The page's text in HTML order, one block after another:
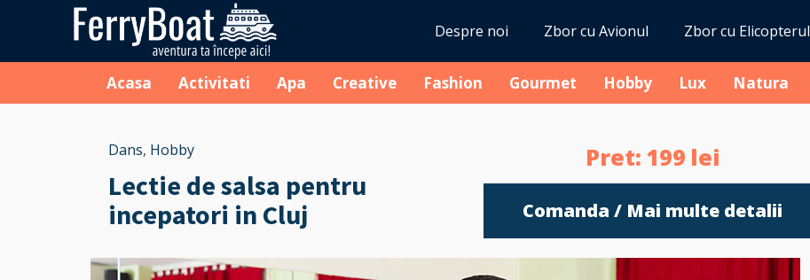
Despre noi Zbor cu Avionul Zbor cu Elicopterul
Acasa Activitati Apa Creative Fashion Gourmet Hobby Lux Natura
Dans, Hobby
Lectie de salsa pentru
incepatori in Cluj
Pret: 199 lei
Comanda / Mai multe detalii